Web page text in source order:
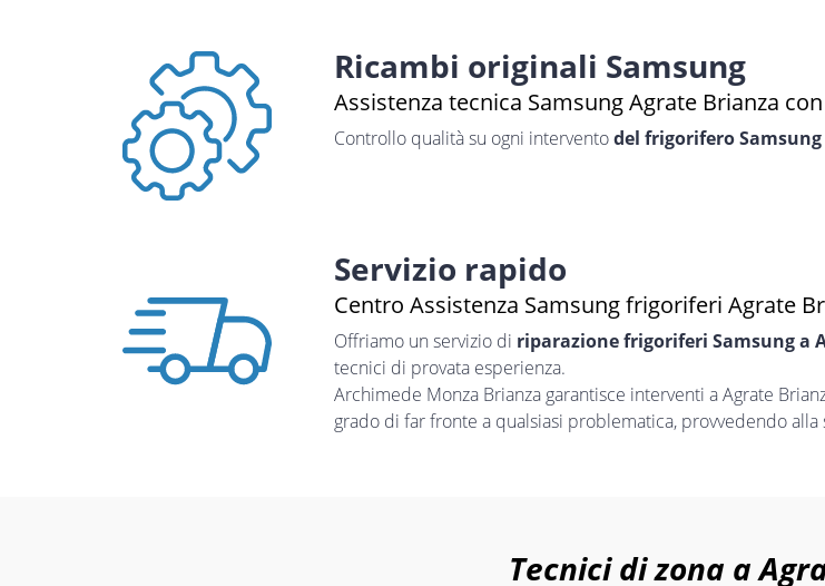
Ricambi originali Samsung
Assistenza tecnica Samsung Agrate Brianza
Controllo qualità su ogni interventodel frigorifero Samsung
Servizio rapido
Centro Assistenza Samsung frigoriferi Agrate
Offriamo un servizio di riparazione frigoriferi Samsung a
tecnici di provata esperienza.
Archimede Monza Brianza garantisce interventi a Agrate
grado di far fronte a qualsiasi problematica, provvedendo
Tecnici di zona a